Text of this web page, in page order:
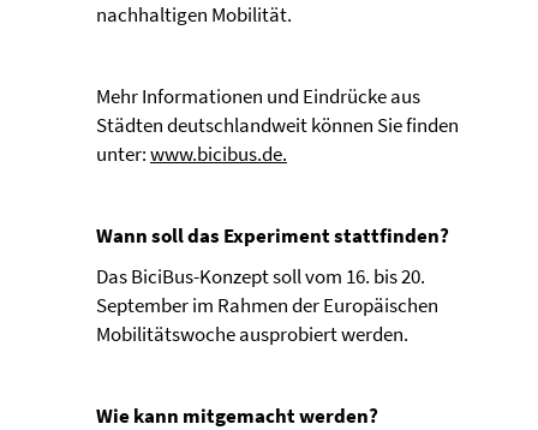
nachhaltigen Mobilität.
Mehr Informationen und Eindrücke aus
Städten deutschlandweit können Sie finden
unter:www.bicibus.de.
Wann soll das Experiment stattfinden?
Das BiciBus-Konzept soll vom 16. bis 20.
September im Rahmen der Europäischen
Mobilitätswoche ausprobiert werden.
Wie kann mitgemacht werden?